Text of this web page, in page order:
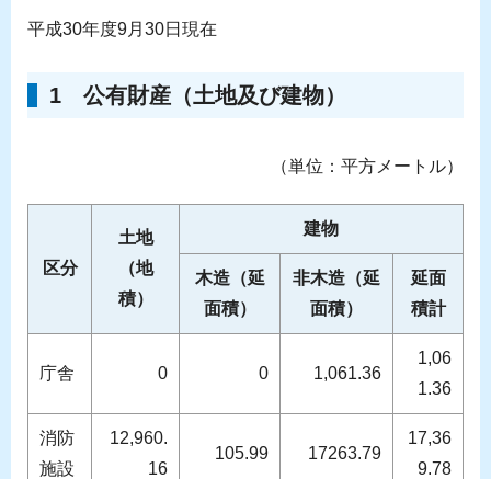
平成30年度9月30日現在
1 公有財産（土地及び建物）
（単位：平方メートル）
区分
土地
（地
積）
建物
木造（延
面積）
非木造（延
面積）
延面
積計
庁舎 0 0 1,061.36
1,06
1.36
消防
施設
12,960.
16
105.99 17263.79
17,36
9.78